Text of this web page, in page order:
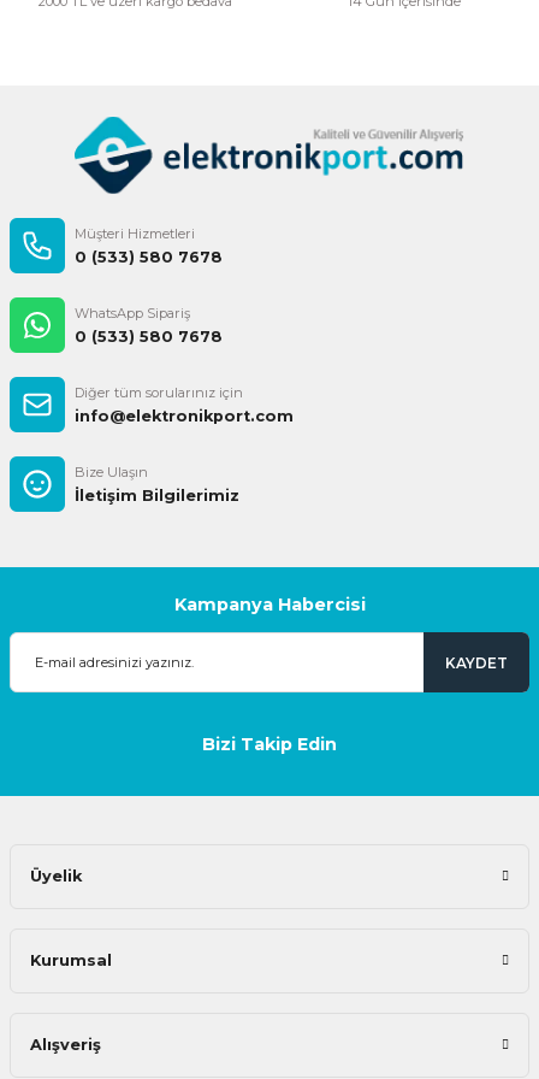
Müşteri Hizmetleri
0 (533) 580 7678
WhatsApp Sipariş
0 (533) 580 7678
Diğer tüm sorularınız için
info@elektronikport.com
Bize Ulaşın
İletişim Bilgilerimiz
Kampanya Habercisi
KAYDET
Bizi Takip Edin
Üyelik
Kurumsal
Alışveriş